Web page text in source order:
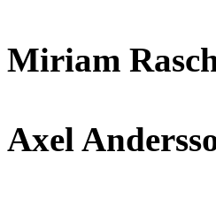
Miriam
Axel